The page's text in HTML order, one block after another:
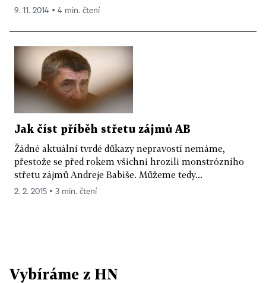
9. 11. 2014 ▪ 4 min. čtení
Jak číst příběh střetu zájmů AB
Žádné aktuální tvrdé důkazy nepravostí nemáme,
přestože se před rokem všichni hrozili monstrózního
střetu zájmů Andreje Babiše. Můžeme tedy...
2. 2. 2015 ▪ 3 min. čtení
Vybíráme z HN